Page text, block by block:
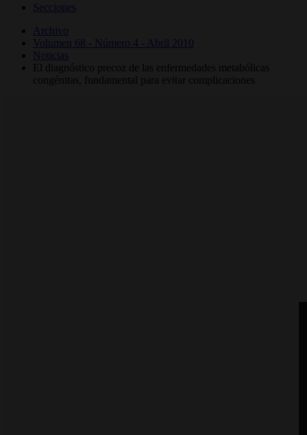
Secciones
Archivo
Volumen 68 - Número 4 - Abril 2010
Noticias
El diagnóstico precoz de las enfermedades metabólicas
congénitas, fundamental para evitar complicaciones